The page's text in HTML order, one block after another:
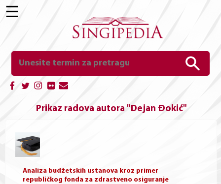
☰
Prikaz radova autora "Dejan Đokić"
Analiza budžetskih ustanova kroz primer
republičkog fonda za zdrastveno osiguranje